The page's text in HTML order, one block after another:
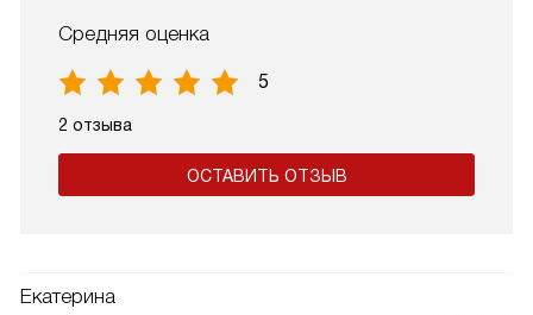
Средняя оценка
5
2 отзыва
ОСТАВИТЬ ОТЗЫВ
Екатерина